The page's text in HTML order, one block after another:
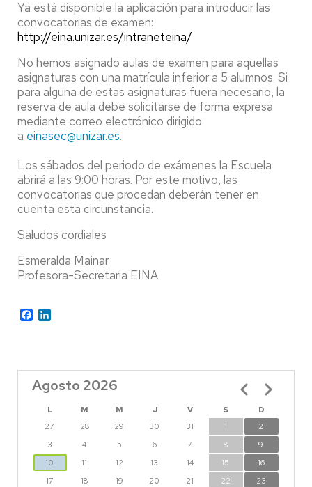
Ya está disponible la aplicación para introducir las
convocatorias de examen:
http://eina.unizar.es/intraneteina/
No hemos asignado aulas de examen para aquellas
asignaturas con una matrícula inferior a 5 alumnos. Si
para alguna de estas asignaturas fuera necesario, la
reserva de aula debe solicitarse de forma expresa
mediante correo electrónico dirigido
a einasec@unizar.es.
Los sábados del periodo de exámenes la Escuela
abrirá a las 9:00 horas. Por este motivo, las
convocatorias que procedan deberán tener en
cuenta esta circunstancia.
Saludos cordiales
Esmeralda Mainar
Profesora-Secretaria EINA
Facebook
Agosto 2026
L M M J V S
D
27
28 29 30 31 1
2
3
4 5 6 7 8
9
10
11 12 13 14 15
16
17
18 19 20 21 22
23
Paginación